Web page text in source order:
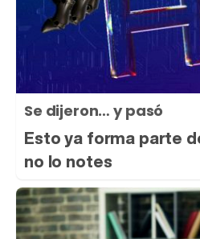
Se dijeron… y pasó
Esto ya forma parte
no lo notes